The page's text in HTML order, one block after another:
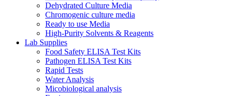
Dehydrated Culture Media
Chromogenic culture media
Ready to use Media
High-Purity Solvents & Reagents
Lab Supplies
Food Safety ELISA Test Kits
Pathogen ELISA Test Kits
Rapid Tests
Water Analysis
Micobiological analysis